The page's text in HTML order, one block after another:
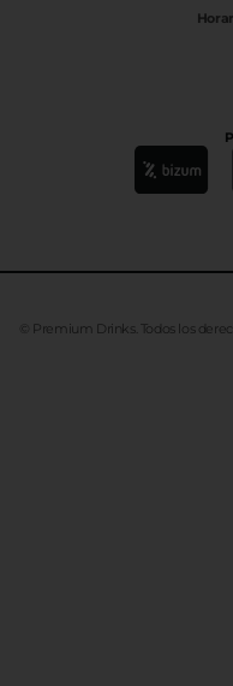
Horar
© Premium Drinks. Todos los